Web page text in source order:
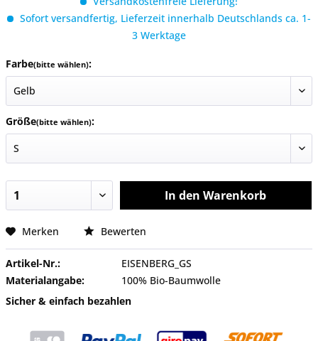
Sofort versandfertig, Lieferzeit innerhalb Deutschlands ca. 1-
3 Werktage
Farbe(bitte wählen):
Größe(bitte wählen):
In den Warenkorb
Merken Bewerten
Artikel-Nr.:
EISENBERG_GS
Materialangabe:
100% Bio-Baumwolle
Sicher & einfach bezahlen